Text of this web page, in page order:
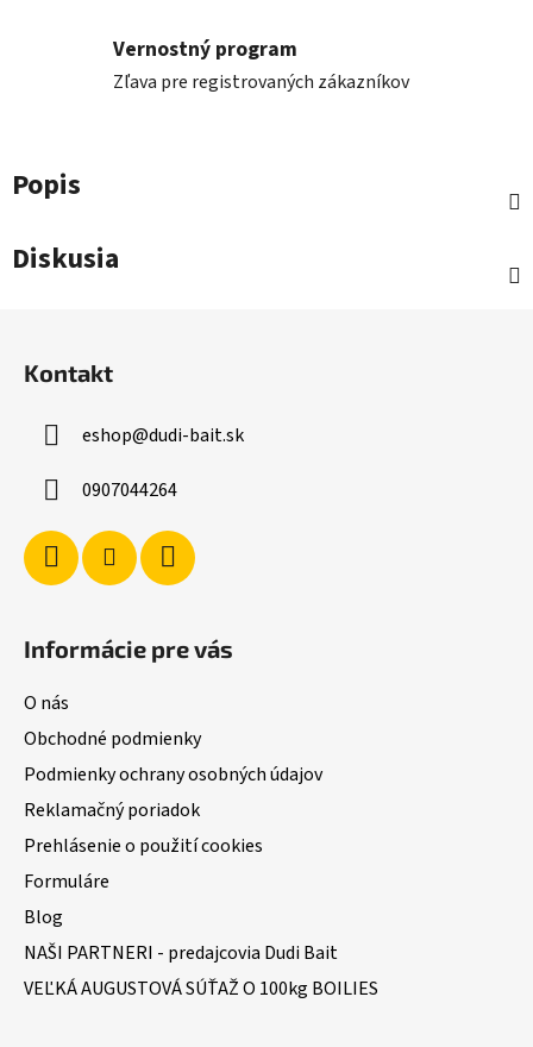
Vernostný program
Zľava pre registrovaných zákazníkov
Popis
Diskusia
Kontakt
eshop@dudi-bait.sk
0907044264
Informácie pre vás
O nás
Obchodné podmienky
Podmienky ochrany osobných údajov
Reklamačný poriadok
Prehlásenie o použití cookies
Formuláre
Blog
NAŠI PARTNERI - predajcovia Dudi Bait
VEĽKÁ AUGUSTOVÁ SÚŤAŽ O 100kg BOILIES